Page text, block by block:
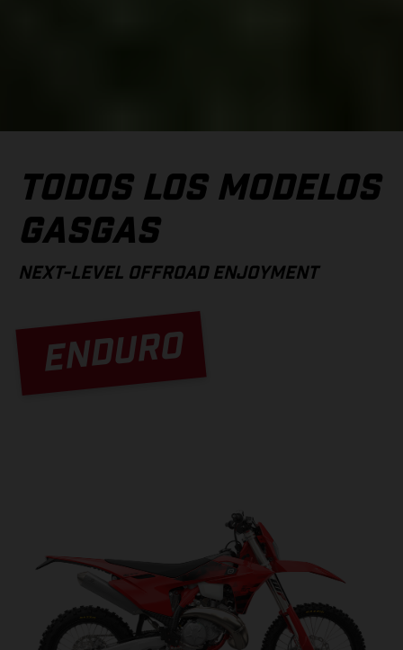
TODOS LOS MODELOS
GASGAS
NEXT-LEVEL OFFROAD ENJOYMENT
ENDURO